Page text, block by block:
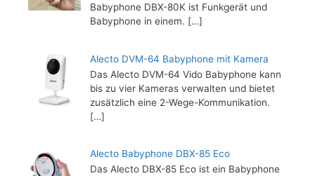
Babyphone DBX-80K ist Funkgerät und
Babyphone in einem. […]
Alecto DVM-64 Babyphone mit Kamera
Das Alecto DVM-64 Vido Babyphone kann
bis zu vier Kameras verwalten und bietet
zusätzlich eine 2-Wege-Kommunikation.
[…]
Alecto Babyphone DBX-85 Eco
Das Alecto DBX-85 Eco ist ein Babyphone